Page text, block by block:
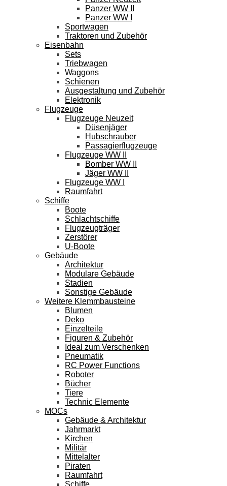
Panzer WW II
Panzer WW I
Sportwagen
Traktoren und Zubehör
Eisenbahn
Sets
Triebwagen
Waggons
Schienen
Ausgestaltung und Zubehör
Elektronik
Flugzeuge
Flugzeuge Neuzeit
Düsenjäger
Hubschrauber
Passagierflugzeuge
Flugzeuge WW II
Bomber WW II
Jäger WW II
Flugzeuge WW I
Raumfahrt
Schiffe
Boote
Schlachtschiffe
Flugzeugträger
Zerstörer
U-Boote
Gebäude
Architektur
Modulare Gebäude
Stadien
Sonstige Gebäude
Weitere Klemmbausteine
Blumen
Deko
Einzelteile
Figuren & Zubehör
Ideal zum Verschenken
Pneumatik
RC Power Functions
Roboter
Bücher
Tiere
Technic Elemente
MOCs
Gebäude & Architektur
Jahrmarkt
Kirchen
Militär
Mittelalter
Piraten
Raumfahrt
Schiffe